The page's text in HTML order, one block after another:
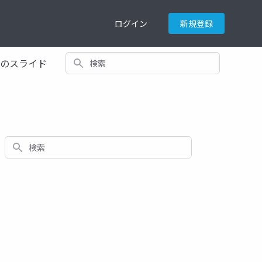
ログイン 新規登録
スライド 検索
検索